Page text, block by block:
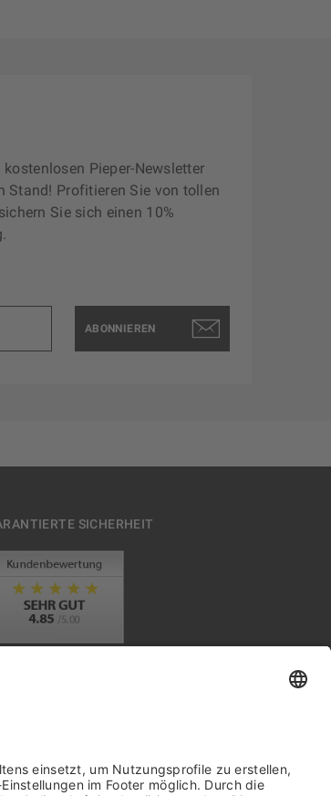
Pieper-Newsletter
Stand! Profitieren Sie von tollen
Sie sich einen 10%
ABONNIEREN
SICHERHEIT